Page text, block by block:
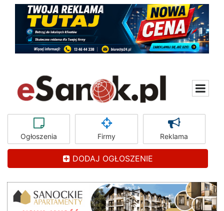
Ogłoszenia Firmy Reklama
DODAJ OGŁOSZENIE